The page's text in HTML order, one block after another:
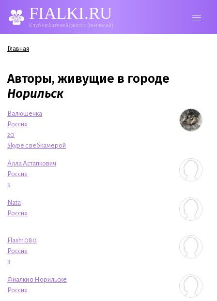
FIALKI.RU
Клуб любителей фиалок (сенполий)
Вы здесь
Главная
Авторы, живущие в городе
Норильск
Валюшечка
Россия
20
Skype с вебкамерой
Алла Астапкович
Россия
5
Nata
Россия
Flash1080
Россия
3
Фиалки в Норильске
Россия